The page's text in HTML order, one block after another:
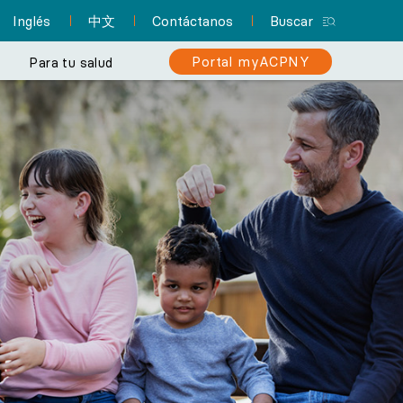
Inglés 中文 Contáctanos Buscar
Regístrate en el portal
para pacientes
myACPNY
Con myACPNY puedes
programar citas, solicitar
resurtido de
medicamentos
recetados, consultar
resultados de laboratorio
y mucho más.
York
Profesionales de
enfermería practicantes
y tu atención
¿Sabías que los
profesionales de
enfermería practicantes
pueden brindar muchos
de los mismos servicios
de atención de los
médicos? Incluso pueden
fungir como tu médico de
Encuentra un pediatra
Permite que uno de los pediatras de
ACPNY cuide de la salud y el bienestar
de tus hijos.
Más información
paciente
simplifica tu
como nunca
Centro de recursos para
pacientes
Un solo lugar con toda la
información que
necesitas a fin de
prepararte para tu cita y
mucho más.
Centro de
consultas
Para tu salud
¿Estás en riesgo de padecer
cáncer de colon?
Infórmate sobre la importancia
de las pruebas de detección
para lograr un diagnóstico
temprano y recibir
tratamiento oportuno.
Más información
Portal myACPNY